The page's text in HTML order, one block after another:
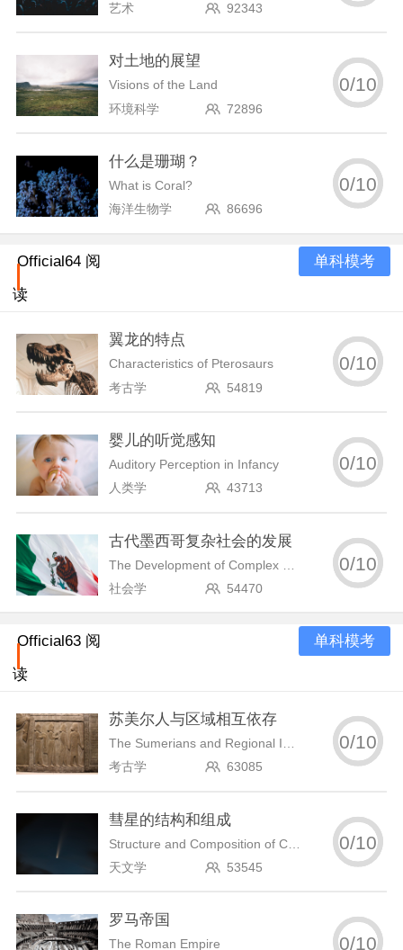
艺术
92343
对土地的展望
Visions of the Land
环境科学
72896
0/10
什么是珊瑚？
What is Coral?
海洋生物学
86696
0/10
Official64 阅
读
单科模考
翼龙的特点
Characteristics of Pterosaurs
考古学
54819
0/10
婴儿的听觉感知
Auditory Perception in Infancy
人类学
43713
0/10
古代墨西哥复杂社会的发展
社会学
54470
0/10
Official63 阅
读
单科模考
苏美尔人与区域相互依存
考古学
63085
0/10
彗星的结构和组成
Structure and Composition of Comets
天文学
53545
0/10
罗马帝国
The Roman Empire 0/10